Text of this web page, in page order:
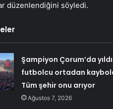
düzenlendiğini söyledi.
Şampiyon Çorum’da
futbolcu ortadan
Tüm şehir onu arıyor
Ağustos 7, 2026